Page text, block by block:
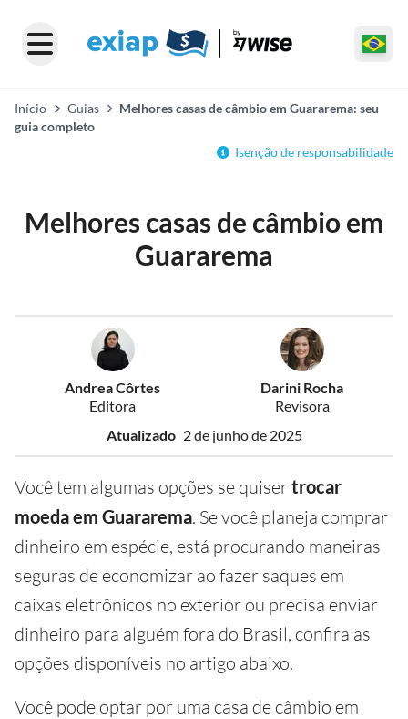
Início Guias
Melhores casas de câmbio em Guararema: seu
guia completo
Isenção de responsabilidade
Melhores casas de câmbio em
Guararema
Andrea Côrtes
Editora
Darini Rocha
Revisora
Atualizado 2 de junho de 2025
Você tem algumas opções se quisertrocar
moeda em Guararema. Se você planeja comprar
dinheiro em espécie, está procurando maneiras
seguras de economizar ao fazer saques em
caixas eletrônicos no exterior ou precisa enviar
dinheiro para alguém fora do Brasil, confira as
opções disponíveis no artigo abaixo.
Você pode optar por uma casa de câmbio em